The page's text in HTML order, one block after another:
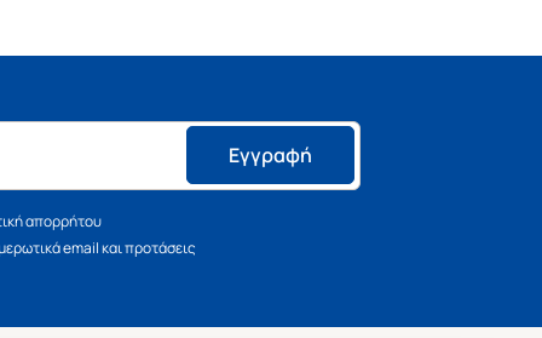
Εγγραφή
απορρήτου
email και προτάσεις